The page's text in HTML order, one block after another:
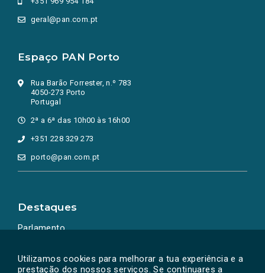
Utilizamos cookies para melhorar a tua experiência e a
prestação dos nossos serviços. Se continuares a
geral@pan.com.pt
Espaço PAN Porto
Rua Barão Forrester, n.º 783
4050-273 Porto
Portugal
2ª a 6ª das 10h00 às 16h00
+351 228 329 273
porto@pan.com.pt
Destaques
Parlamento